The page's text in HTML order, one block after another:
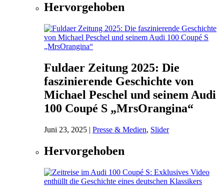
Hervorgehoben
Fuldaer Zeitung 2025: Die
faszinierende Geschichte von
Michael Peschel und seinem Audi
100 Coupé S „MrsOrangina“
Juni 23, 2025 | Presse & Medien, Slider
Hervorgehoben